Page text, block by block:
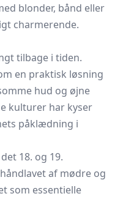
blonder, bånd eller
charmerende.
tilbage i tiden.
en praktisk løsning
hud og øjne
kulturer har kyser
påklædning i
18. og 19.
af mødre og
som essentielle